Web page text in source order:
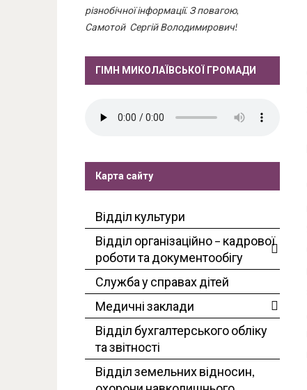
різнобічної інформації. З повагою,
Самотой Сергій Володимирович!
ГІМН МИКОЛАЇВСЬКОЇ ГРОМАДИ
Карта сайту
Відділ культури
Відділ організаційно – кадрової
роботи та документообігу
Служба у справах дітей
Медичні заклади
Відділ бухгалтерського обліку
та звітності
Відділ земельних відносин,